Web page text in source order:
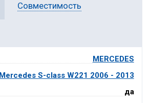
Совместимость
MERCEDES
Mercedes S-class W221 2006 - 2013
да